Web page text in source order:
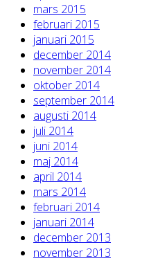
mars 2015
februari 2015
januari 2015
december 2014
november 2014
oktober 2014
september 2014
augusti 2014
juli 2014
juni 2014
maj 2014
april 2014
mars 2014
februari 2014
januari 2014
december 2013
november 2013